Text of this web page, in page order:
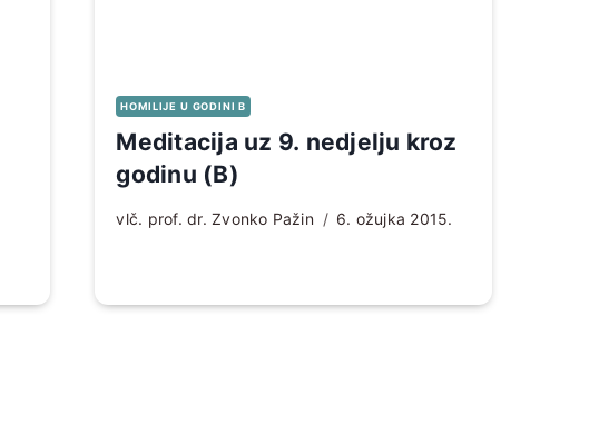
HOMILIJE U GODINI B
Meditacija uz 9. nedjelju kroz
godinu (B)
vlč. prof. dr. Zvonko Pažin 6. ožujka 2015.